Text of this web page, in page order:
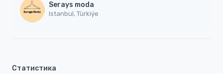
Serays moda
Istanbul, Türkiýe
Статистика